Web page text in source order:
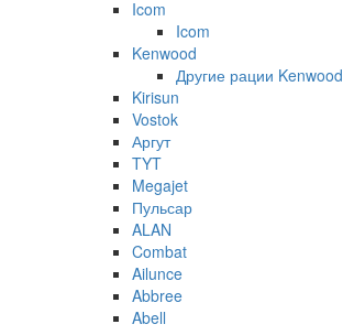
Icom
Icom
Kenwood
Другие рации Kenwood
Kirisun
Vostok
Аргут
TYT
Megajet
Пульсар
ALAN
Combat
Ailunce
Abbree
Abell